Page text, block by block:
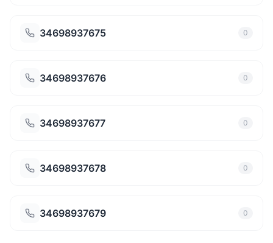
34698937675 0
34698937676 0
34698937677 0
34698937678 0
34698937679 0